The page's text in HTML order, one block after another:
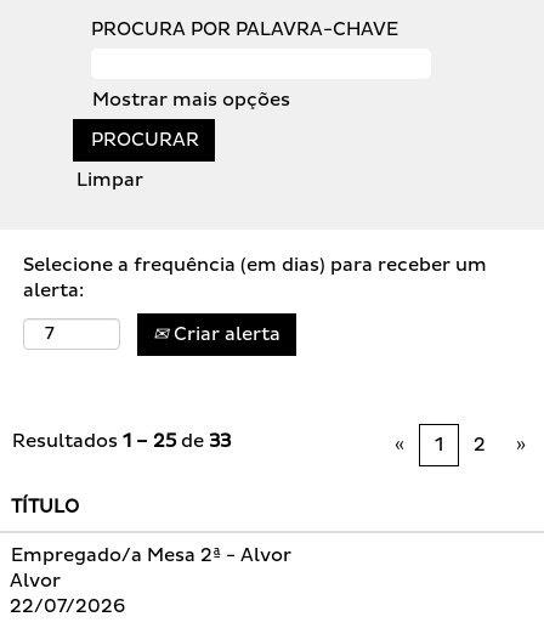
PROCURA POR PALAVRA-CHAVE
Mostrar mais opções
Limpar
Selecione a frequência (em dias) para receber um
alerta:
Criar alerta
Resultados 1 – 25de 33 « 1 2 »
TÍTULO
Empregado/a Mesa 2ª - Alvor
Alvor
22/07/2026